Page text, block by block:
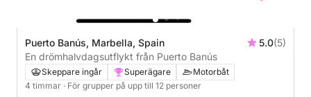
Puerto Banús, Marbella, Spain 5.0(5)
En drömhalvdagsutflykt från Puerto Banús
Skeppare ingår Superägare
Motorbåt
4 timmar · För grupper på upp till 12 personer